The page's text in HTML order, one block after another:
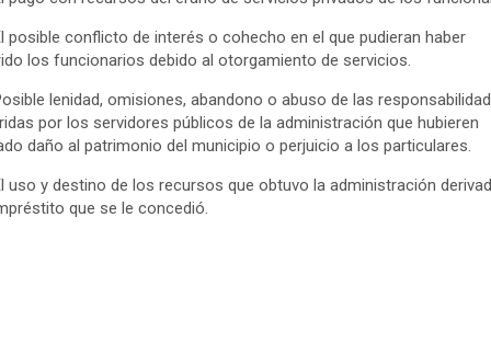
posible conflicto de interés o cohecho en el que pudieran haber
los funcionarios debido al otorgamiento de servicios.
lenidad, omisiones, abandono o abuso de las
por los servidores públicos de la administración que hubieren
daño al patrimonio del municipio o perjuicio a los particulares.
uso y destino de los recursos que obtuvo la administración
que se le concedió.